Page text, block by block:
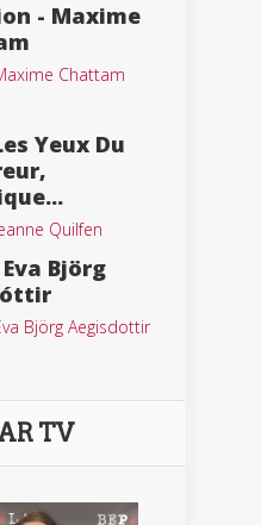
- Maxime
Chattam
Yeux Du
Quilfen
Björg
Björg Aegisdottir
TV